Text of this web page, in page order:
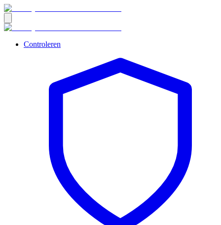
Controleren